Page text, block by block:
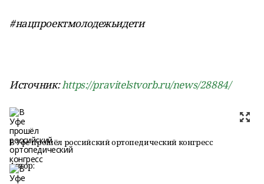
#нацпроектмолодежьидети
Источник:https://pravitelstvorb.ru/news/28884/
В Уфе прошёл российский ортопедический конгресс
Автор: